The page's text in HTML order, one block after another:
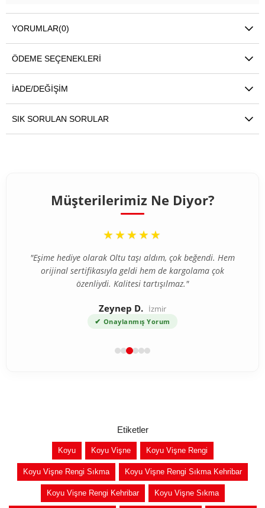
YORUMLAR(0)
ÖDEME SEÇENEKLERI
İADE/DEĞIŞIM
SIK SORULAN SORULAR
Müşterilerimiz Ne Diyor?
“
★★★★★
"Eşime hediye olarak Oltu taşı aldım, çok beğendi. Hem
orijinal sertifikasıyla geldi hem de kargolama çok
özenliydi. Kalitesi tartışılmaz."
Zeynep D. İzmir
✔ Onaylanmış Yorum
Etiketler
Koyu Koyu Vişne Koyu Vişne Rengi
Koyu Vişne Rengi Sıkma Koyu Vişne Rengi Sıkma Kehribar
Koyu Vişne Rengi Kehribar Koyu Vişne Sıkma